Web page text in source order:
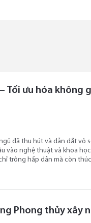
ưu hóa không
đã thu hút và dẫn dắt vô
vào nghệ thuật và khoa
trông hấp dẫn mà còn
Phong thủy xây